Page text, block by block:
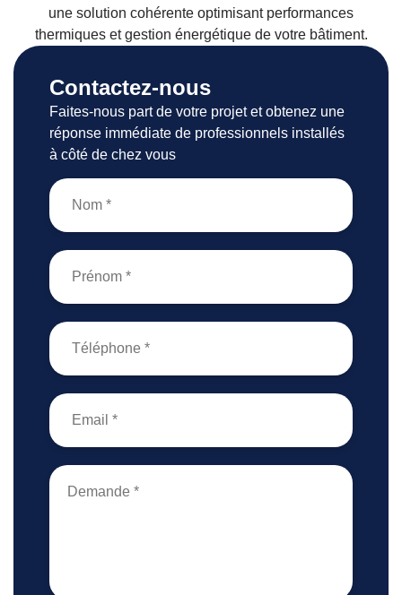
une solution cohérente optimisant performances
thermiques et gestion énergétique de votre bâtiment.
Contactez-nous
Faites-nous part de votre projet et obtenez une
réponse immédiate de professionnels installés
à côté de chez vous